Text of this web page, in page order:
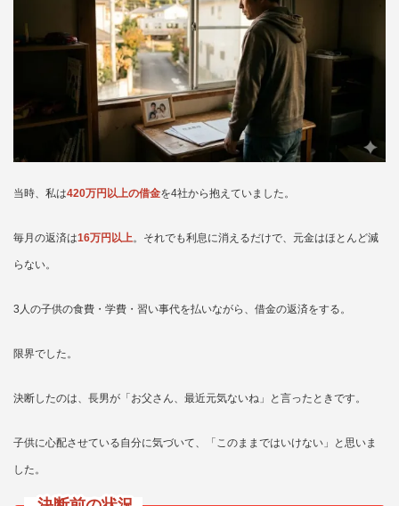
当時、私は420万円以上の借金を4社から抱えていました。
毎月の返済は16万円以上 。それでも利息に消えるだけで、元金はほとんど減
らない。
3人の子供の食費・学費・習い事代を払いながら、借金の返済をする。
限界でした。
決断したのは、長男が「お父さん、最近元気ないね」と言ったときです。
子供に心配させている自分に気づいて、「このままではいけない」と思いま
した。